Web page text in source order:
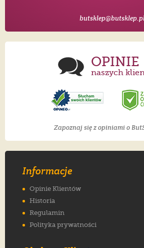
OPINIE
naszych
Zapoznaj się z opiniami o
Informacje
Opinie Klientów
Historia
Regulamin
Polityka prywatności